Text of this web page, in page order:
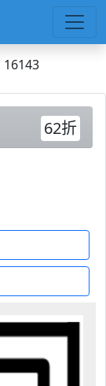
16143
62折